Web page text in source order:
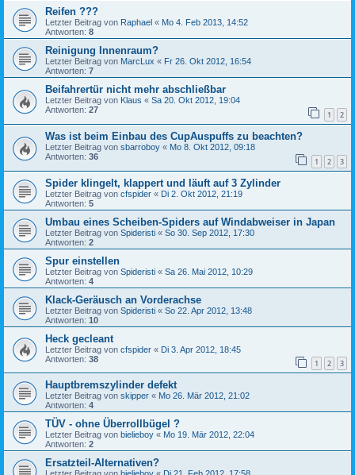
Reifen ???
Letzter Beitrag von Raphael « Mo 4. Feb 2013, 14:52
Antworten: 8
Reinigung Innenraum?
Letzter Beitrag von MarcLux « Fr 26. Okt 2012, 16:54
Antworten: 7
Beifahrertür nicht mehr abschließbar
Letzter Beitrag von Klaus « Sa 20. Okt 2012, 19:04
Antworten: 27 1 2
Was ist beim Einbau des CupAuspuffs zu beachten?
Letzter Beitrag von sbarroboy « Mo 8. Okt 2012, 09:18
Antworten: 36 1 2 3
Spider klingelt, klappert und läuft auf 3 Zylinder
Letzter Beitrag von cfspider « Di 2. Okt 2012, 21:19
Antworten: 5
Umbau eines Scheiben-Spiders auf Windabweiser in Japan
Letzter Beitrag von Spideristi « So 30. Sep 2012, 17:30
Antworten: 2
Spur einstellen
Letzter Beitrag von Spideristi « Sa 26. Mai 2012, 10:29
Antworten: 4
Klack-Geräusch an Vorderachse
Letzter Beitrag von Spideristi « So 22. Apr 2012, 13:48
Antworten: 10
Heck gecleant
Letzter Beitrag von cfspider « Di 3. Apr 2012, 18:45
Antworten: 38 1 2 3
Hauptbremszylinder defekt
Letzter Beitrag von skipper « Mo 26. Mär 2012, 21:02
Antworten: 4
TÜV - ohne Überrollbügel ?
Letzter Beitrag von bielieboy « Mo 19. Mär 2012, 22:04
Antworten: 2
Ersatzteil-Alternativen?